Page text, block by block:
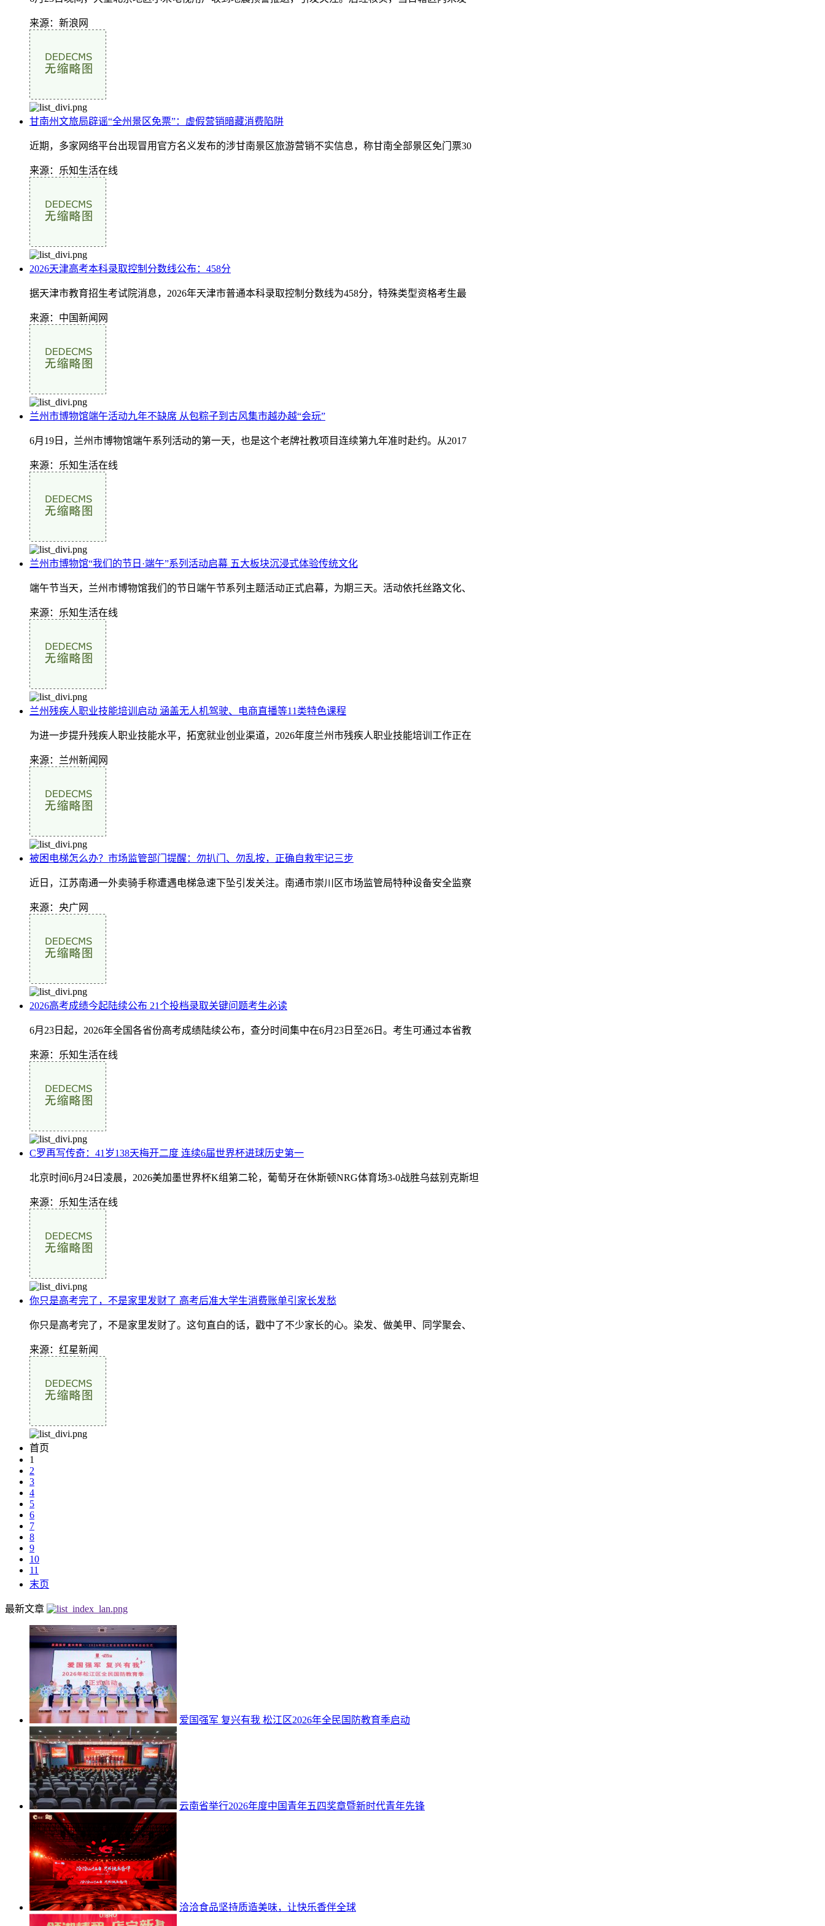
来源：新浪网
甘南州文旅局辟谣“全州景区免票”：虚假营销暗藏消费陷阱
近期，多家网络平台出现冒用官方名义发布的涉甘南景区旅游营销不实信息，称甘南全部景区免门票30
来源：乐知生活在线
2026天津高考本科录取控制分数线公布：458分
据天津市教育招生考试院消息，2026年天津市普通本科录取控制分数线为458分，特殊类型资格考生最
来源：中国新闻网
兰州市博物馆端午活动九年不缺席 从包粽子到古风集市越办越“会玩”
6月19日，兰州市博物馆端午系列活动的第一天，也是这个老牌社教项目连续第九年准时赴约。从2017
来源：乐知生活在线
兰州市博物馆“我们的节日·端午”系列活动启幕 五大板块沉浸式体验传统文化
端午节当天，兰州市博物馆我们的节日端午节系列主题活动正式启幕，为期三天。活动依托丝路文化、
来源：乐知生活在线
兰州残疾人职业技能培训启动 涵盖无人机驾驶、电商直播等11类特色课程
为进一步提升残疾人职业技能水平，拓宽就业创业渠道，2026年度兰州市残疾人职业技能培训工作正在
来源：兰州新闻网
被困电梯怎么办？市场监管部门提醒：勿扒门、勿乱按，正确自救牢记三步
近日，江苏南通一外卖骑手称遭遇电梯急速下坠引发关注。南通市崇川区市场监管局特种设备安全监察
来源：央广网
2026高考成绩今起陆续公布 21个投档录取关键问题考生必读
6月23日起，2026年全国各省份高考成绩陆续公布，查分时间集中在6月23日至26日。考生可通过本省教
来源：乐知生活在线
C罗再写传奇：41岁138天梅开二度 连续6届世界杯进球历史第一
北京时间6月24日凌晨，2026美加墨世界杯K组第二轮，葡萄牙在休斯顿NRG体育场3-0战胜乌兹别克斯坦
来源：乐知生活在线
你只是高考完了，不是家里发财了 高考后准大学生消费账单引家长发愁
你只是高考完了，不是家里发财了。这句直白的话，戳中了不少家长的心。染发、做美甲、同学聚会、
来源：红星新闻
首页
1
2
3
4
5
6
7
8
9
10
11
末页
最新文章
爱国强军 复兴有我 松江区2026年全民国防教育季启动
云南省举行2026年度中国青年五四奖章暨新时代青年先锋
洽洽食品坚持质造美味，让快乐香伴全球